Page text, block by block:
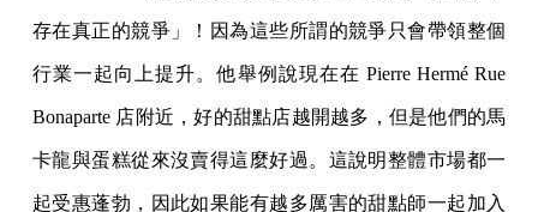
存在真正的競爭」！因為這些所謂的競爭只會帶領整個
行業一起向上提升。他舉例說現在在 Pierre Hermé Rue
Bonaparte 店附近，好的甜點店越開越多，但是他們的馬
卡龍與蛋糕從來沒賣得這麼好過。這說明整體市場都一
起受惠蓬勃，因此如果能有越多厲害的甜點師一起加入